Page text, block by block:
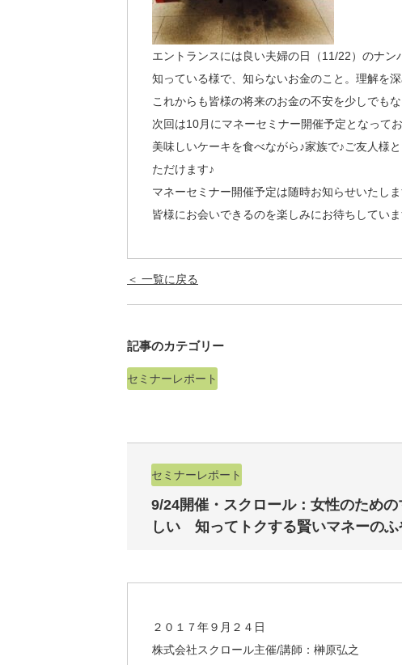
エントランスには良い夫婦の日（11/22）のナン
知っている様で、知らないお金のこと。理解を
これからも皆様の将来のお金の不安を少しでも
次回は10月にマネーセミナー開催予定となってお
美味しいケーキを食べながら♪家族で♪ご友人様
ただけます♪
マネーセミナー開催予定は随時お知らせいたし
皆様にお会いできるのを楽しみにお待ちしていま
＜ 一覧に戻る
記事のカテゴリー
セミナーレポート
セミナーレポート
9/24開催・スクロール：女性のため
しい 知ってトクする賢いマネーのふ
２０１７年９月２４日
株式会社スクロール主催/講師：榊原弘之